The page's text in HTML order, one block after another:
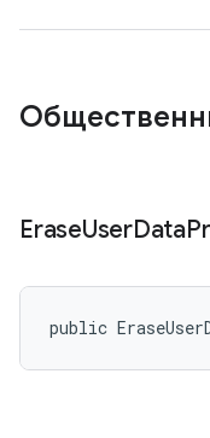
EraseUserData
public